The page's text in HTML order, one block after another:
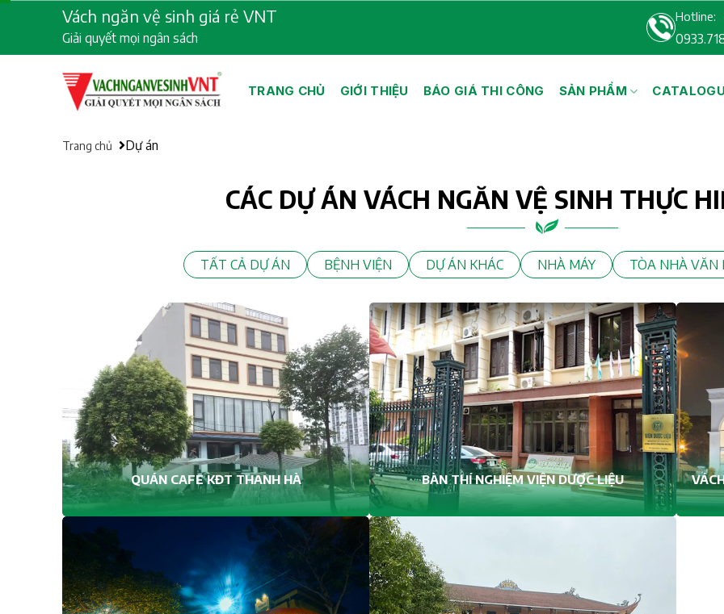
content
Vách ngăn vệ sinh giá rẻ VNT
Giải quyết mọi ngân sách
Hotline:
TRANG CHỦ GIỚI THIỆU BÁO GIÁ THI CÔNG SẢN PHẨM
Trang chủ Dự án
CÁC DỰ ÁN VÁCH NGĂN VỆ SINH THỰC
TẤT CẢ DỰ ÁN BỆNH VIỆN DỰ ÁN KHÁC NHÀ MÁY TÒA NHÀ VĂN
QUÁN CAFE KĐT THANH HÀ BÀN THÍ NGHIỆM VIỆN DƯỢC LIỆU